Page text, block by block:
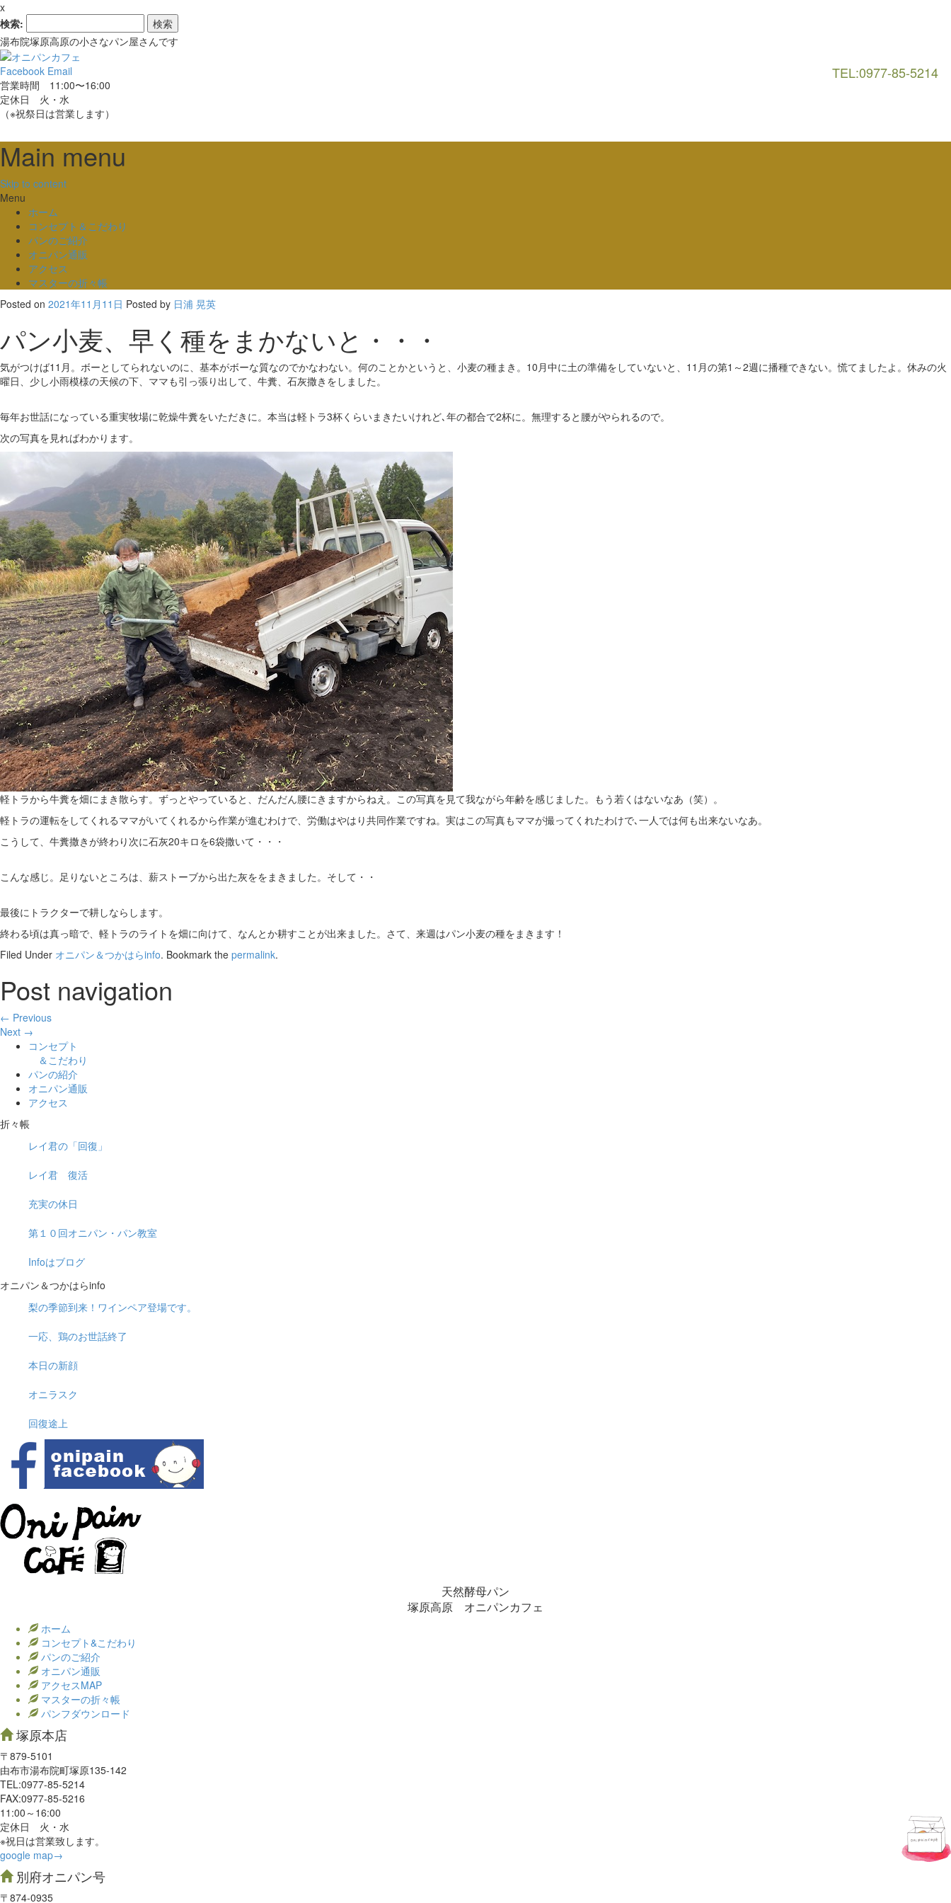
x
検索:
湯布院塚原高原の小さなパン屋さんです
TEL:0977-85-5214
Facebook Email
営業時間 11:00〜16:00
定休日 火・水
（※祝祭日は営業します）
Main menu
Skip to content
Menu
ホーム
コンセプト＆こだわり
パンのご紹介
オニパン通販
アクセス
マスターの折々帳
Posted on 2021年11月11日 Posted by 日浦 晃英
パン小麦、早く種をまかないと・・・
気がつけば11月。ボーとしてられないのに、基本がボーな質なのでかなわない。何のことかというと、小麦の種まき。10月中に土の準備をしていないと、11月の第1～2週に播種できない。慌てましたよ。休みの火
曜日、少し小雨模様の天候の下、ママも引っ張り出して、牛糞、石灰撒きをしました。
毎年お世話になっている重実牧場に乾燥牛糞をいただきに。本当は軽トラ3杯くらいまきたいけれど､年の都合で2杯に。無理すると腰がやられるので。
次の写真を見ればわかります。
軽トラから牛糞を畑にまき散らす。ずっとやっていると、だんだん腰にきますからねえ。この写真を見て我ながら年齢を感じました。もう若くはないなあ（笑）。
軽トラの運転をしてくれるママがいてくれるから作業が進むわけで、労働はやはり共同作業ですね。実はこの写真もママが撮ってくれたわけで､一人では何も出来ないなあ。
こうして、牛糞撒きが終わり次に石灰20キロを6袋撒いて・・・
こんな感じ。足りないところは、薪ストーブから出た灰ををまきました。そして・・
最後にトラクターで耕しならします。
終わる頃は真っ暗で、軽トラのライトを畑に向けて、なんとか耕すことが出来ました。さて、来週はパン小麦の種をまきます！
Filed Under オニパン＆つかはらinfo. Bookmark the permalink.
Post navigation
← Previous
Next →
コンセプト
＆こだわり
パンの紹介
オニパン通販
アクセス
折々帳
レイ君の「回復」
レイ君 復活
充実の休日
第１０回オニパン・パン教室
Infoはブログ
オニパン＆つかはらinfo
梨の季節到来！ワインペア登場です。
一応、鶏のお世話終了
本日の新顔
オニラスク
回復途上
天然酵母パン
塚原高原 オニパンカフェ
ホーム
コンセプト&こだわり
パンのご紹介
オニパン通販
アクセスMAP
マスターの折々帳
パンフダウンロード
塚原本店
〒879-5101
由布市湯布院町塚原135-142
TEL:0977‐85-5214
FAX:0977‐85-5216
11:00～16:00
定休日 火・水
※祝日は営業致します。
google map→
別府オニパン号
〒874-0935